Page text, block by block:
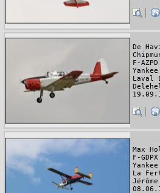
De
F-AZPD
Laval
Max
F-GDPX
La
Jérôme